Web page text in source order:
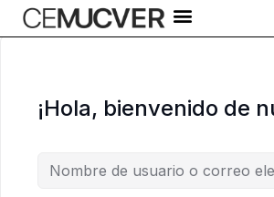
al
¡Hola, bienvenido de